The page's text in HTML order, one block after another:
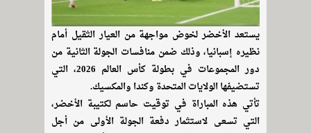
يستعد الأخضر لخوض مواجهة من العيار الثقيل أمام
نظيره إسبانيا، وذلك ضمن منافسات الجولة الثانية من
دور المجموعات في بطولة كأس العالم 2026، التي
تستضيفها الولايات المتحدة وكندا والمكسيك.
تأتي هذه المباراة في توقيت حاسم لكتيبة الأخضر،
التي تسعى لاستثمار دفعة الجولة الأولى من أجل